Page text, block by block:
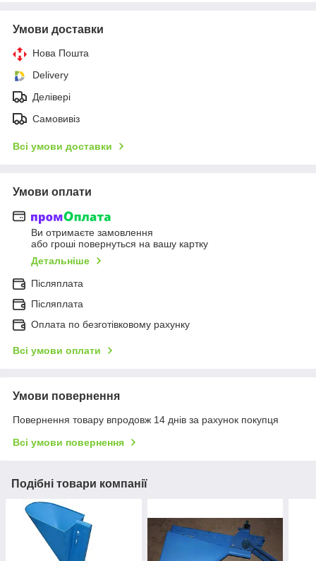
Умови доставки
Нова Пошта
Delivery
Делівері
Самовивіз
Всі умови доставки
Умови оплати
Ви отримаєте замовлення
або гроші повернуться на вашу картку
Детальніше
Післяплата
Післяплата
Оплата по безготівковому рахунку
Всі умови оплати
Умови повернення
Повернення товару впродовж 14 днів за рахунок покупця
Всі умови повернення
Подібні товари компанії